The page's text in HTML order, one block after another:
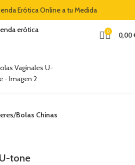
Erótica Online a tu Medida
0 0,00
Bolas Chinas
tone
"DULCES5"🏷️ CUPÓN DE DESCUENTO DE